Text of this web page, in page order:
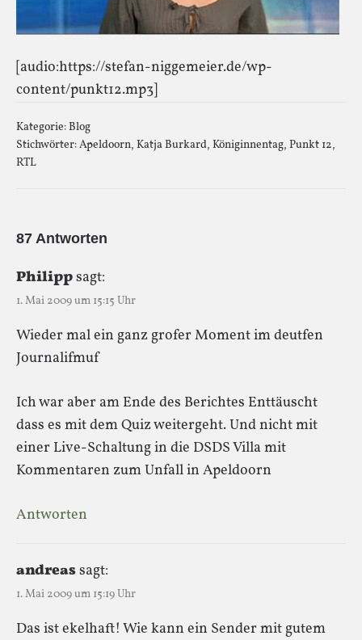
[audio:https://stefan-niggemeier.de/wp-
content/punkt12.mp3]
Kategorie:Blog
Stichwörter:Apeldoorn, Katja Burkard, Königinnentag, Punkt 12,
RTL
87 Antworten
Philippsagt:
1. Mai 2009 um 15:15 Uhr
Wieder mal ein ganz grofer Moment im deutfen
Journalifmuf
Ich war aber am Ende des Berichtes Enttäuscht
dass es mit dem Quiz weitergeht. Und nicht mit
einer Live-Schaltung in die DSDS Villa mit
Kommentaren zum Unfall in Apeldoorn
Antworten
andreassagt:
1. Mai 2009 um 15:19 Uhr
Das ist ekelhaft! Wie kann ein Sender mit gutem